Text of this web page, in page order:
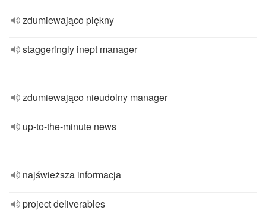
zdumiewająco piękny
staggeringly inept manager
zdumiewająco nieudolny manager
up-to-the-minute news
najświeższa informacja
project deliverables